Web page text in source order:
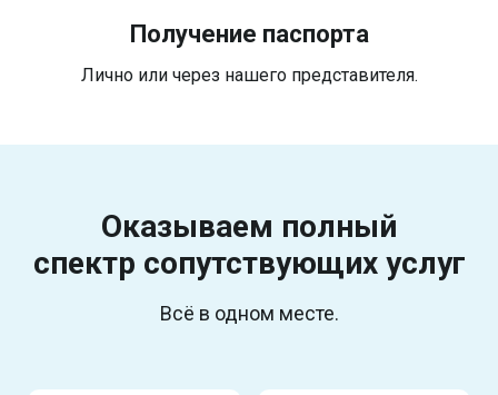
Получение паспорта
Лично или через нашего представителя.
Оказываем полный
спектр сопутствующих услуг
Всё в одном месте.